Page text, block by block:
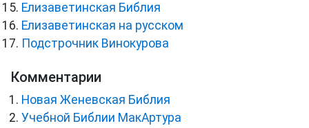
Елизаветинская Библия
Елизаветинская на русском
Подстрочник Винокурова
Комментарии
Новая Женевская Библия
Учебной Библии МакАртура